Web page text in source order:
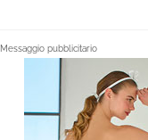
Messaggio pubblicitario